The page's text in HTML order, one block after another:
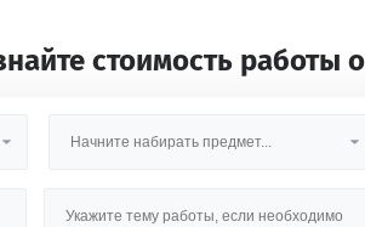
стоимость работы